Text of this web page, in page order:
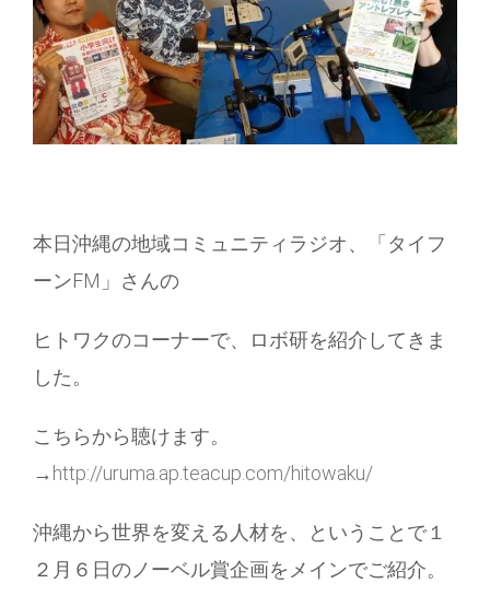
本日沖縄の地域コミュニティラジオ、「タイフ
ーンFM」さんの
ヒトワクのコーナーで、ロボ研を紹介してきま
した。
こちらから聴けます。
→http://uruma.ap.teacup.com/hitowaku/
沖縄から世界を変える人材を、ということで１
２月６日のノーベル賞企画をメインでご紹介。